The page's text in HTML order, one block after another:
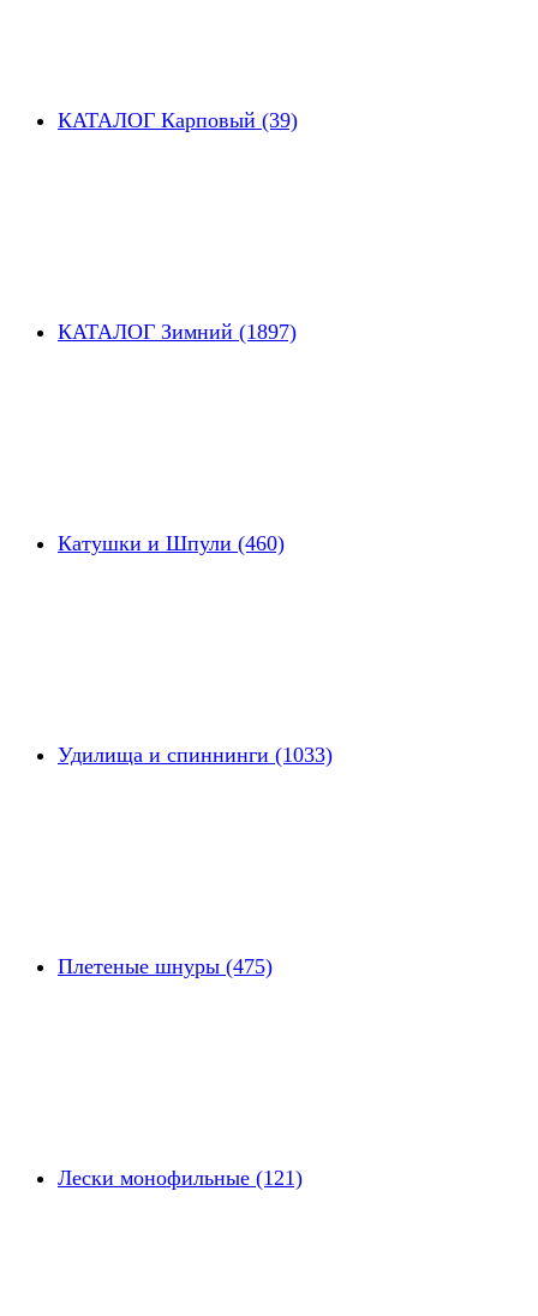
КАТАЛОГ Карповый (39)
КАТАЛОГ Зимний (1897)
Катушки и Шпули (460)
Удилища и спиннинги (1033)
Плетеные шнуры (475)
Лески монофильные (121)